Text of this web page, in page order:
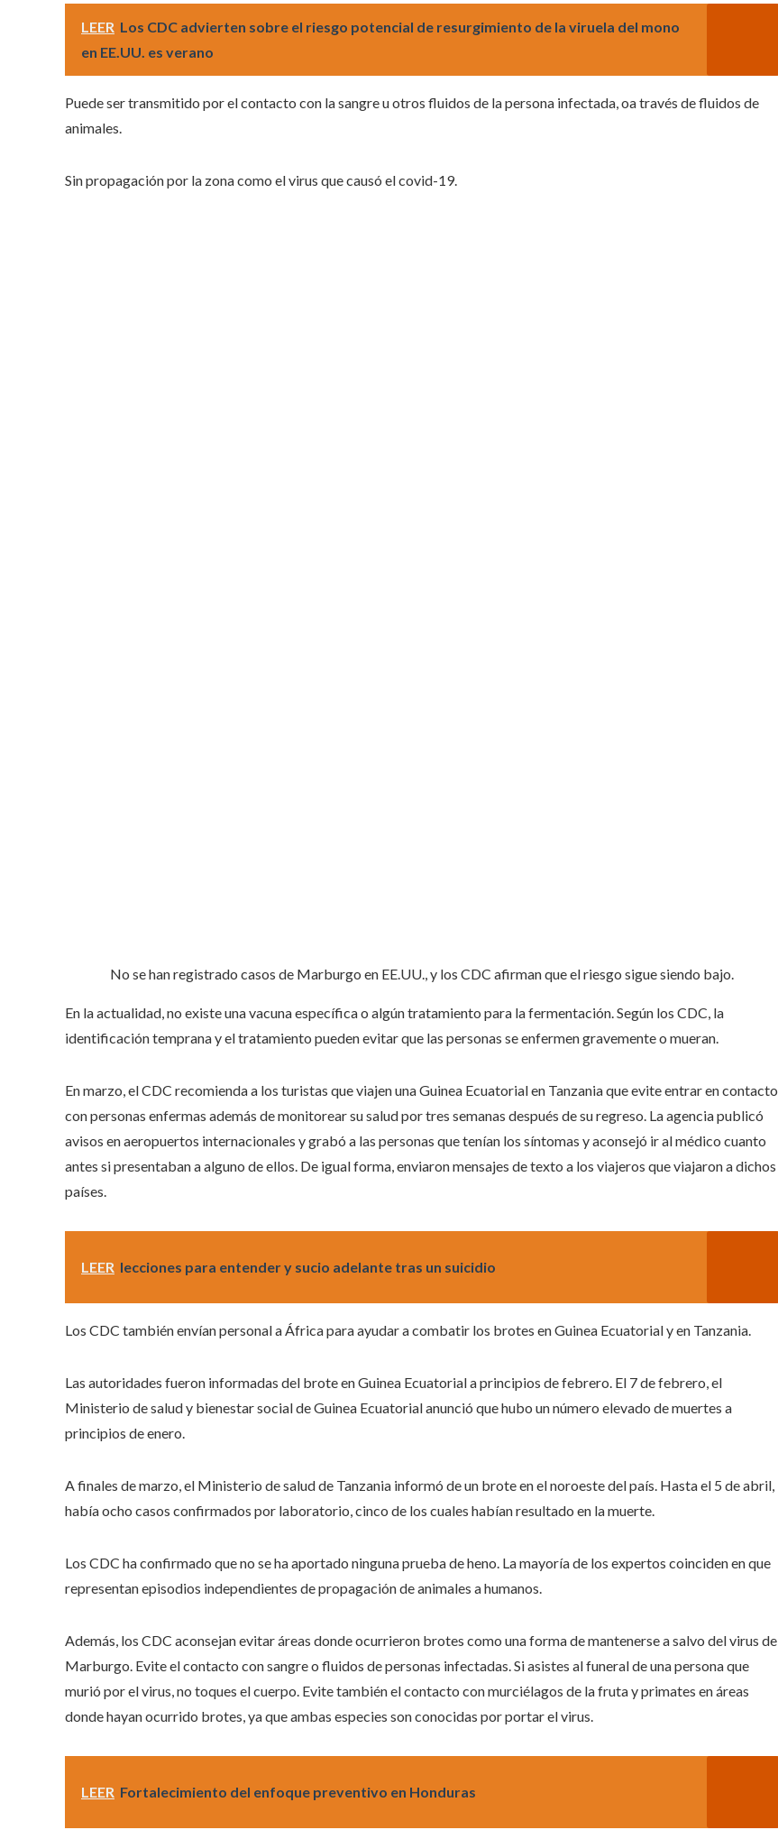
LEER Los CDC advierten sobre el riesgo potencial de resurgimiento de la viruela del mono
en EE.UU. es verano
Puede ser transmitido por el contacto con la sangre u otros fluidos de la persona infectada, oa través de fluidos de
animales.
Sin propagación por la zona como el virus que causó el covid-19.
No se han registrado casos de Marburgo en EE.UU., y los CDC afirman que el riesgo sigue siendo bajo.
En la actualidad, no existe una vacuna específica o algún tratamiento para la fermentación. Según los CDC, la
identificación temprana y el tratamiento pueden evitar que las personas se enfermen gravemente o mueran.
En marzo, el CDC recomienda a los turistas que viajen una Guinea Ecuatorial en Tanzania que evite entrar en contacto
con personas enfermas además de monitorear su salud por tres semanas después de su regreso. La agencia publicó
avisos en aeropuertos internacionales y grabó a las personas que tenían los síntomas y aconsejó ir al médico cuanto
antes si presentaban a alguno de ellos. De igual forma, enviaron mensajes de texto a los viajeros que viajaron a dichos
países.
LEER lecciones para entender y sucio adelante tras un suicidio
Los CDC también envían personal a África para ayudar a combatir los brotes en Guinea Ecuatorial y en Tanzania.
Las autoridades fueron informadas del brote en Guinea Ecuatorial a principios de febrero. El 7 de febrero, el
Ministerio de salud y bienestar social de Guinea Ecuatorial anunció que hubo un número elevado de muertes a
principios de enero.
A finales de marzo, el Ministerio de salud de Tanzania informó de un brote en el noroeste del país. Hasta el 5 de abril,
había ocho casos confirmados por laboratorio, cinco de los cuales habían resultado en la muerte.
Los CDC ha confirmado que no se ha aportado ninguna prueba de heno. La mayoría de los expertos coinciden en que
representan episodios independientes de propagación de animales a humanos.
Además, los CDC aconsejan evitar áreas donde ocurrieron brotes como una forma de mantenerse a salvo del virus de
Marburgo. Evite el contacto con sangre o fluidos de personas infectadas. Si asistes al funeral de una persona que
murió por el virus, no toques el cuerpo. Evite también el contacto con murciélagos de la fruta y primates en áreas
donde hayan ocurrido brotes, ya que ambas especies son conocidas por portar el virus.
LEER Fortalecimiento del enfoque preventivo en Honduras